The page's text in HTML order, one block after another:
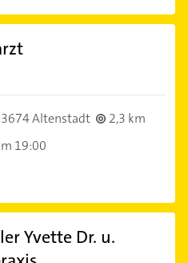
Altenstadt
2,3 km
19:00
Yvette Dr. u.